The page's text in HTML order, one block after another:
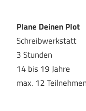
Plane Deinen Plot
Schreibwerkstatt
3 Stunden
14 bis 19 Jahre
max. 12